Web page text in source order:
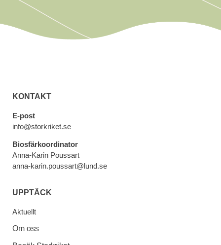
KONTAKT
E-post
info@storkriket.se
Biosfärkoordinator
Anna-Karin Poussart
anna-karin.poussart@lund.se
UPPTÄCK
Aktuellt
Om oss